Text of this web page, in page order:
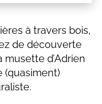
à travers bois,
de découverte
d’Adrien
(quasiment)